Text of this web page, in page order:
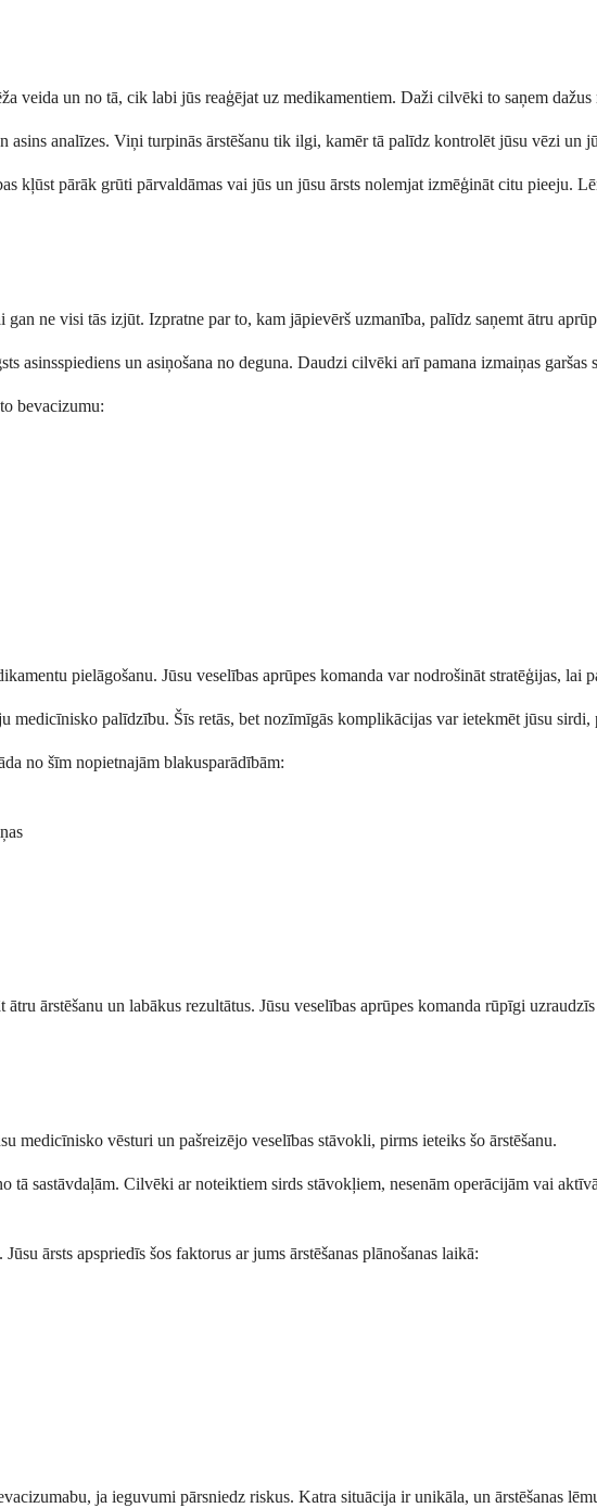
veida un no tā, cik labi jūs reaģējat uz medikamentiem. Daži cilvēki to saņem
analīzes. Viņi turpinās ārstēšanu tik ilgi, kamēr tā palīdz kontrolēt jūsu vēzi un
kļūst pārāk grūti pārvaldāmas vai jūs un jūsu ārsts nolemjat izmēģināt citu pieeju.
ne visi tās izjūt. Izpratne par to, kam jāpievērš uzmanība, palīdz saņemt ātru
asinsspiediens un asiņošana no deguna. Daudzi cilvēki arī pamana izmaiņas garšas
bevacizumu:
pielāgošanu. Jūsu veselības aprūpes komanda var nodrošināt stratēģijas,
palīdzību. Šīs retās, bet nozīmīgās komplikācijas var ietekmēt jūsu sirdi,
no šīm nopietnajām blakusparādībām:
ārstēšanu un labākus rezultātus. Jūsu veselības aprūpes komanda rūpīgi
medicīnisko vēsturi un pašreizējo veselības stāvokli, pirms ieteiks šo ārstēšanu.
sastāvdaļām. Cilvēki ar noteiktiem sirds stāvokļiem, nesenām operācijām vai
ārsts apspriedīs šos faktorus ar jums ārstēšanas plānošanas laikā:
ja ieguvumi pārsniedz riskus. Katra situācija ir unikāla, un ārstēšanas